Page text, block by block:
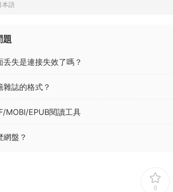
本語
題
丢失是連接失效了嗎？
雜誌的格式？
MOBI/EPUB閱讀工具
網盤？
0